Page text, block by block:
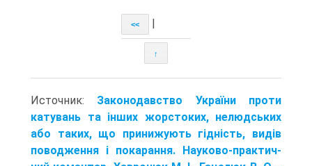
<<
↑
Источник: Законодавство України проти
катувань та інших жорстоких, нелюдських
або таких, що принижують гідність, видів
поводження і покарання. Науково-практич­